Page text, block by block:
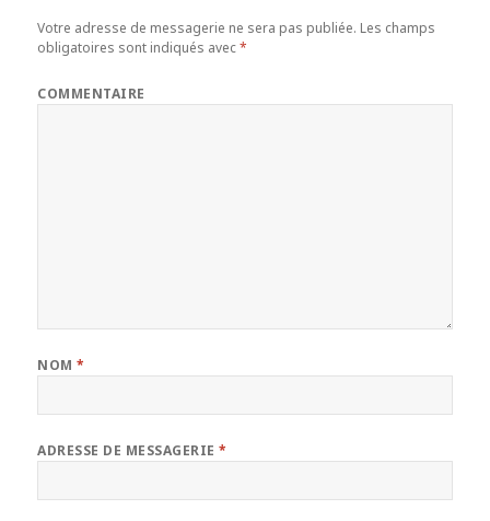
Votre adresse de messagerie ne sera pas publiée. Les champs
obligatoires sont indiqués avec*
COMMENTAIRE
NOM*
ADRESSE DE MESSAGERIE*